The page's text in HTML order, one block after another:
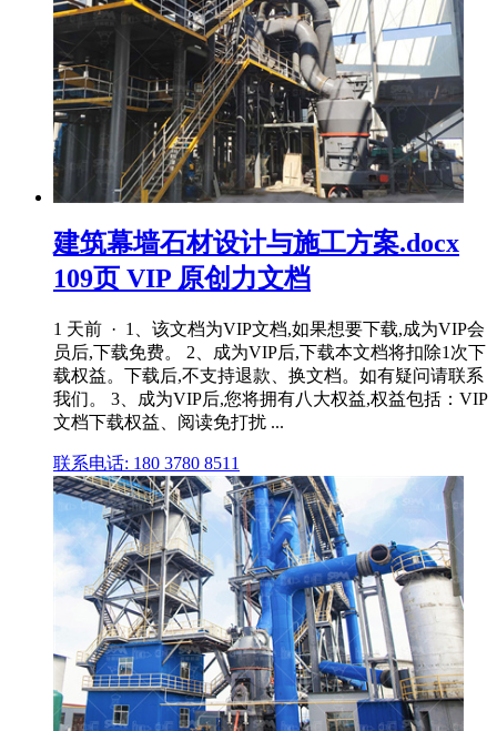
建筑幕墙石材设计与施工方案.docx
109页 VIP 原创力文档
1 天前 · 1、该文档为VIP文档,如果想要下载,成为VIP会
员后,下载免费。 2、成为VIP后,下载本文档将扣除1次下
载权益。下载后,不支持退款、换文档。如有疑问请联系
我们。 3、成为VIP后,您将拥有八大权益,权益包括：VIP
文档下载权益、阅读免打扰 ...
联系电话: 180 3780 8511